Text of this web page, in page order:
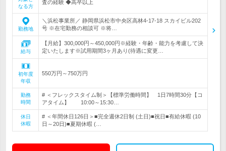
なる方
査の経験 ◆高卒以上
勤務地
＼浜松事業所／ 静岡県浜松市中央区高林4-17-18 スカイビル202
号 ※在宅勤務の相談可 ※将…
給与
【月給】300,000円～450,000円※経験・年齢・能力を考慮して決
定いたします※試用期間3ヶ月あり(待遇に変更…
初年度
年収
550万円～750万円
勤務
時間
# ＜フレックスタイム制＞【標準労働時間】 1日7時間30分【コ
アタイム】 10:00～15:30…
休日
休暇
# ＜年間休日126日＞■完全週休2日制 (土日)■祝日■有給休暇 (10
日～20日)■夏期休暇 (…